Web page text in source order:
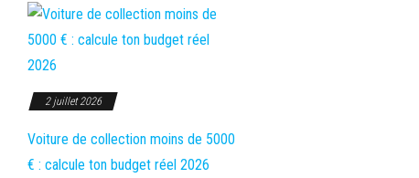
2 juillet 2026
Voiture de collection moins de 5000
€ : calcule ton budget réel 2026